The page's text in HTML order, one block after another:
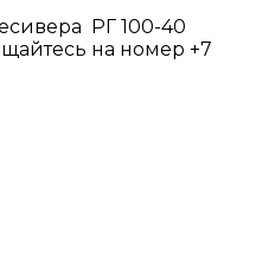
РГ 100-40
на номер +7